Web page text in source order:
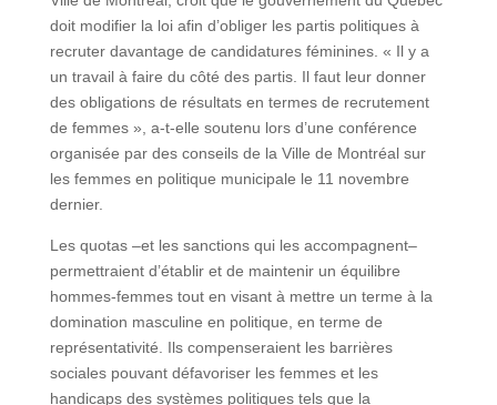
doit modifier la loi afin d’obliger les partis politiques à
recruter davantage de candidatures féminines. « Il y a
un travail à faire du côté des partis. Il faut leur donner
des obligations de résultats en termes de recrutement
de femmes », a-t-elle soutenu lors d’une conférence
organisée par des conseils de la Ville de Montréal sur
les femmes en politique municipale le 11 novembre
dernier.
Les quotas –et les sanctions qui les accompagnent–
permettraient d’établir et de maintenir un équilibre
hommes-femmes tout en visant à mettre un terme à la
domination masculine en politique, en terme de
représentativité. Ils compenseraient les barrières
sociales pouvant défavoriser les femmes et les
handicaps des systèmes politiques tels que la